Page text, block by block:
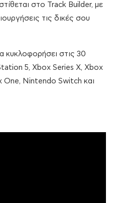
στο Track Builder, με
τις δικές σου
κυκλοφορήσει στις 30
5, Xbox Series X, Xbox
One, Nintendo Switch και